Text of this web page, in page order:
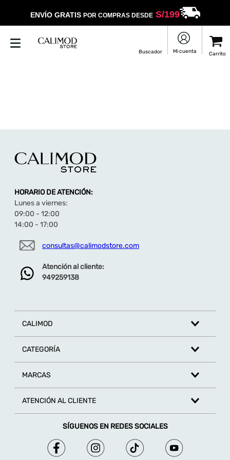
ENVÍO GRATIS POR COMPRAS DESDES/199
HORARIO DE ATENCIÓN:
Lunes a viernes:
09:00 - 12:00
14:00 - 17:00
consultas@calimodstore.com
Atención al cliente:
949259138
CALIMOD
CATEGORÍA
MARCAS
ATENCIÓN AL CLIENTE
SÍGUENOS EN REDES SOCIALES